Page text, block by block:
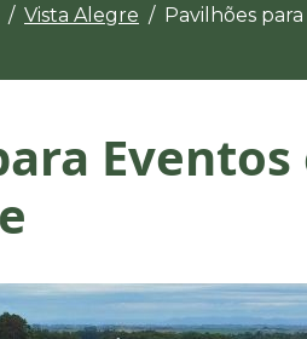
Vista Alegre Pavilhões
Eventos